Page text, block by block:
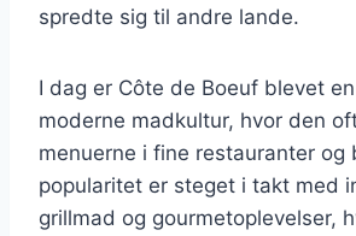
spredte sig til andre lande.
I dag er Côte de Boeuf blevet
moderne madkultur, hvor den
menuerne i fine restauranter og
popularitet er steget i takt med
grillmad og gourmetoplevelser,